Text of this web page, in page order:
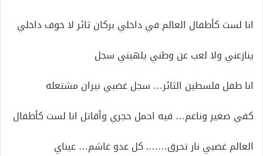
انا لست كأطفال العالم في داخلي بركان ثائر لا خوف داخلي
ينازعني ولا لعب عن وطني يلهيني سجل
انا طفل فلسطين الثائر… سجل غضبي نيران مشتعله
كفي صغير وناعم… فيه احمل حجري وأقاتل انا لست كأطفال
العالم غضبي نار تحرق……. كل عدو غاشم… عيناي